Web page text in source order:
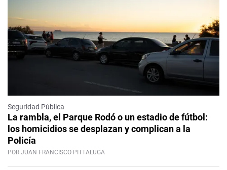
Seguridad Pública
La rambla, el Parque Rodó o un estadio de fútbol:
los homicidios se desplazan y complican a la
Policía
POR JUAN FRANCISCO PITTALUGA